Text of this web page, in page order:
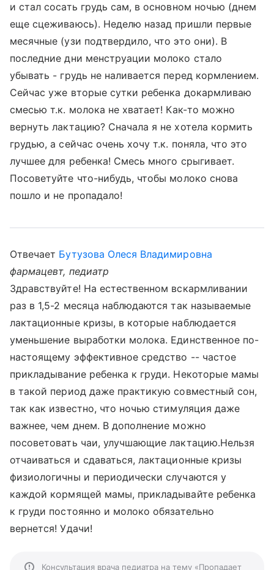
и стал сосать грудь сам, в основном ночью (днем
еще сцеживаюсь). Неделю назад пришли первые
месячные (узи подтвердило, что это они). В
последние дни менструации молоко стало
убывать - грудь не наливается перед кормлением.
Сейчас уже вторые сутки ребенка докармливаю
смесью т.к. молока не хватает! Как-то можно
вернуть лактацию? Сначала я не хотела кормить
грудью, а сейчас очень хочу т.к. поняла, что это
лучшее для ребенка! Смесь много срыгивает.
Посоветуйте что-нибудь, чтобы молоко снова
пошло и не пропадало!
Отвечает Бутузова Олеся Владимировна
фармацевт, педиатр
Здравствуйте! На естественном вскармливании
раз в 1,5-2 месяца наблюдаются так называемые
лактационные кризы, в которые наблюдается
уменьшение выработки молока. Единственное по-
настоящему эффективное средство -- частое
прикладывание ребенка к груди. Некоторые мамы
в такой период даже практикую совместный сон,
так как известно, что ночью стимуляция даже
важнее, чем днем. В дополнение можно
посоветовать чаи, улучшающие лактацию.Нельзя
отчаиваться и сдаваться, лактационные кризы
физиологичны и периодически случаются у
каждой кормящей мамы, прикладывайте ребенка
к груди постоянно и молоко обязательно
вернется! Удачи!
Консультация врача педиатра на тему «Пропадает